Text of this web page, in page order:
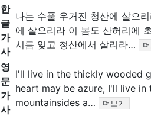
한
글
가
사
나는 수풀 우거진 청산에 살으
에 살으리라 이 봄도 산허리에
시름 잊고 청산에서 살리라…
영
문
가
사
I'll live in the thickly wooded
heart may be azure, I'll live in
mountainsides a…
더보기